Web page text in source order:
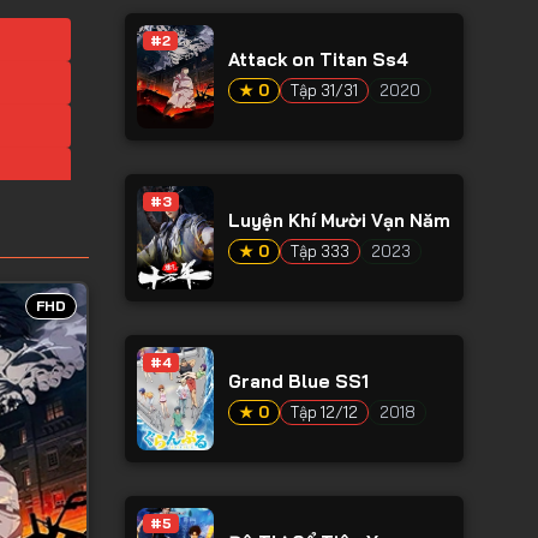
FHD
#2
Attack on Titan Ss4
★ 0 Tập 31/31 2020
#3
Luyện Khí Mười Vạn Năm
★ 0 Tập 333 2023
#4
Grand Blue SS1
★ 0 Tập 12/12 2018
#5